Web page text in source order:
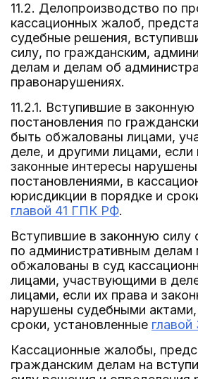
11.2. Делопроизводство по
кассационных жалоб,
судебные решения,
силу, по гражданским,
делам и делам об
правонарушениях.
11.2.1. Вступившие в
постановления по
быть обжалованы лицами,
деле, и другими лицами, если
законные интересы
постановлениями, в
юрисдикции в порядке и
главой 41 ГПК РФ.
Вступившие в законную силу
по административным делам
обжалованы в суд
лицами, участвующими в
лицами, если их права и
нарушены судебными актами,
сроки, установленные
Кассационные жалобы,
гражданским делам на